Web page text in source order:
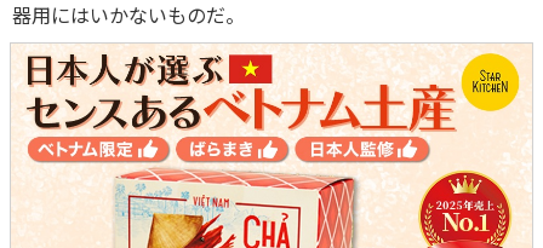
器用にはいかないものだ。